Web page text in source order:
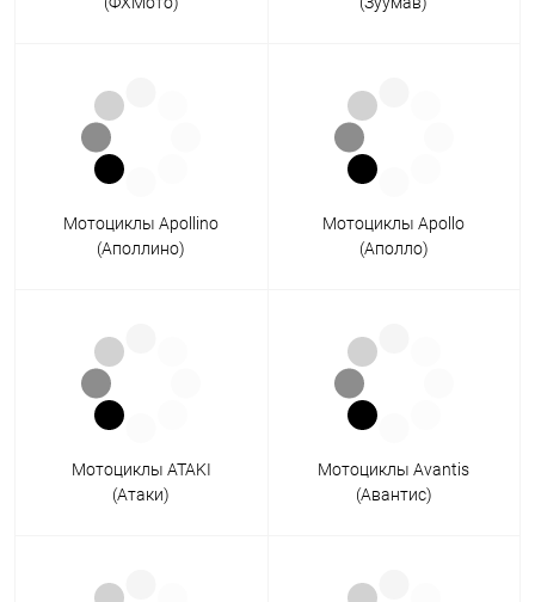
Мотоциклы Apollino
(Аполлино)
Мотоциклы Apollo
(Аполло)
Мотоциклы ATAKI
(Атаки)
Мотоциклы Avantis
(Авантис)